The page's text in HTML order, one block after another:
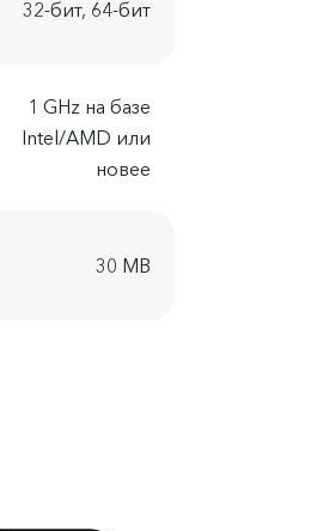
32-бит, 64-бит
1 GHz на базе
Intel/AMD или
новее
30 MB